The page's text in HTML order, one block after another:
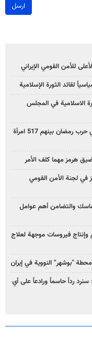
ارسل
للأمن القومي الإيراني
لقائد الثورة الإسلامية
الاسلامية في المجلس
الطب العدلي الإيراني: 3519 شهيداً في حرب رمضان بينهم 517 امرأة
هرمز مهما كلف الأمر
في لجنة الأمن القومي
والتضامن أهم عوامل
فيروسات موجهة لعلاج
"بوشهر" النووية في إيران
سنرد رداً حاسماً ورادعاً على أي